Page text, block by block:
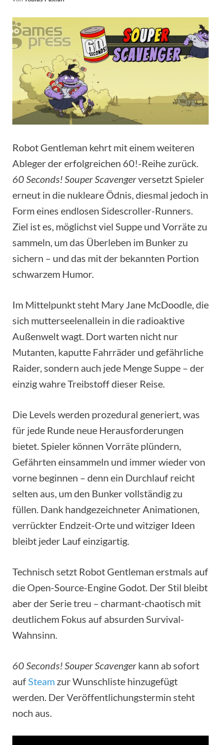
Robot Gentleman kehrt mit einem weiteren
Ableger der erfolgreichen 60!-Reihe zurück.
60 Seconds! Souper Scavengerversetzt Spieler
erneut in die nukleare Ödnis, diesmal jedoch in
Form eines endlosen Sidescroller-Runners.
Ziel ist es, möglichst viel Suppe und Vorräte zu
sammeln, um das Überleben im Bunker zu
sichern – und das mit der bekannten Portion
schwarzem Humor.
Im Mittelpunkt steht Mary Jane McDoodle, die
sich mutterseelenallein in die radioaktive
Außenwelt wagt. Dort warten nicht nur
Mutanten, kaputte Fahrräder und gefährliche
Raider, sondern auch jede Menge Suppe – der
einzig wahre Treibstoff dieser Reise.
Die Levels werden prozedural generiert, was
für jede Runde neue Herausforderungen
bietet. Spieler können Vorräte plündern,
Gefährten einsammeln und immer wieder von
vorne beginnen – denn ein Durchlauf reicht
selten aus, um den Bunker vollständig zu
füllen. Dank handgezeichneter Animationen,
verrückter Endzeit-Orte und witziger Ideen
bleibt jeder Lauf einzigartig.
Technisch setzt Robot Gentleman erstmals auf
die Open-Source-Engine Godot. Der Stil bleibt
aber der Serie treu – charmant-chaotisch mit
deutlichem Fokus auf absurden Survival-
Wahnsinn.
60 Seconds! Souper Scavengerkann ab sofort
aufSteam zur Wunschliste hinzugefügt
werden. Der Veröffentlichungstermin steht
noch aus.